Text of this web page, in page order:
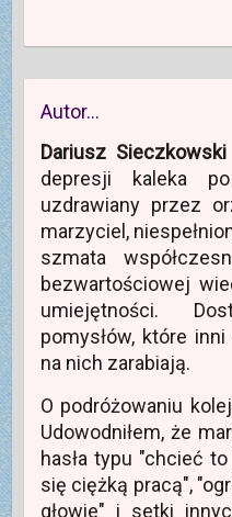
Autor…
Dariusz Sieczkowski
depresji kaleka
uzdrawiany przez
marzyciel,
szmata
bezwartościowej
umiejętności.
pomysłów, które
na nich zarabiają.
O podróżowaniu
Udowodniłem, że
hasła typu "chcieć
się ciężką pracą",
głowie" i setki